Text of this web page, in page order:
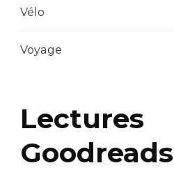
Vélo
Voyage
Lectures
Goodreads